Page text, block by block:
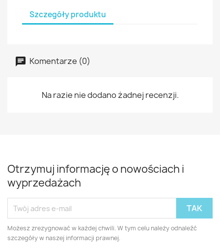
Szczegóły produktu
Komentarze (0)
Na razie nie dodano żadnej recenzji.
Otrzymuj informację o nowościach i
wyprzedażach
Możesz zrezygnować w każdej chwili. W tym celu należy odnaleźć
szczegóły w naszej informacji prawnej.